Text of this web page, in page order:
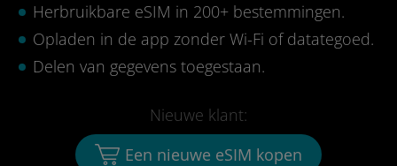
Herbruikbare eSIM in 200+ bestemmingen.
Opladen in de app zonder Wi-Fi of datategoed.
Delen van gegevens toegestaan.
Nieuwe klant:
Een nieuwe eSIM kopen